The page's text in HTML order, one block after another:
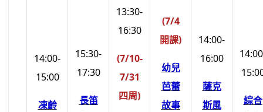
14:00-
15:00
凍齡
15:30-
17:30
長笛
13:30-
16:30
(7/10-
7/31
四周)
(7/4
開課)
幼兒
芭蕾
故事
14:00-
16:00
薩克
斯風
綜合